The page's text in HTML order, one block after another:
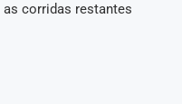
corridas restantes